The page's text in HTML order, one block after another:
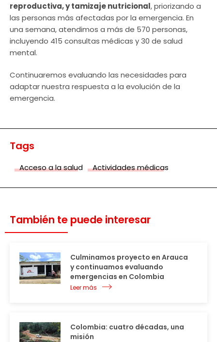
reproductiva, y tamizaje nutricional, priorizando a
las personas más afectadas por la emergencia. En
una semana, atendimos a más de 570 personas,
incluyendo 415 consultas médicas y 30 de salud
mental.
Continuaremos evaluando las necesidades para
adaptar nuestra respuesta a la evolución de la
emergencia.
Tags
Acceso a la salud Actividades médicas
También te puede interesar
Culminamos proyecto en Arauca
y continuamos evaluando
emergencias en Colombia
Leer más
Colombia: cuatro décadas, una
misión